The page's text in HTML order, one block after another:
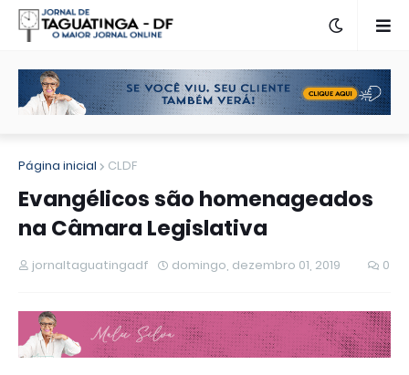
Página inicial CLDF
Evangélicos são homenageados
na Câmara Legislativa
jornaltaguatingadf domingo, dezembro 01, 2019 0